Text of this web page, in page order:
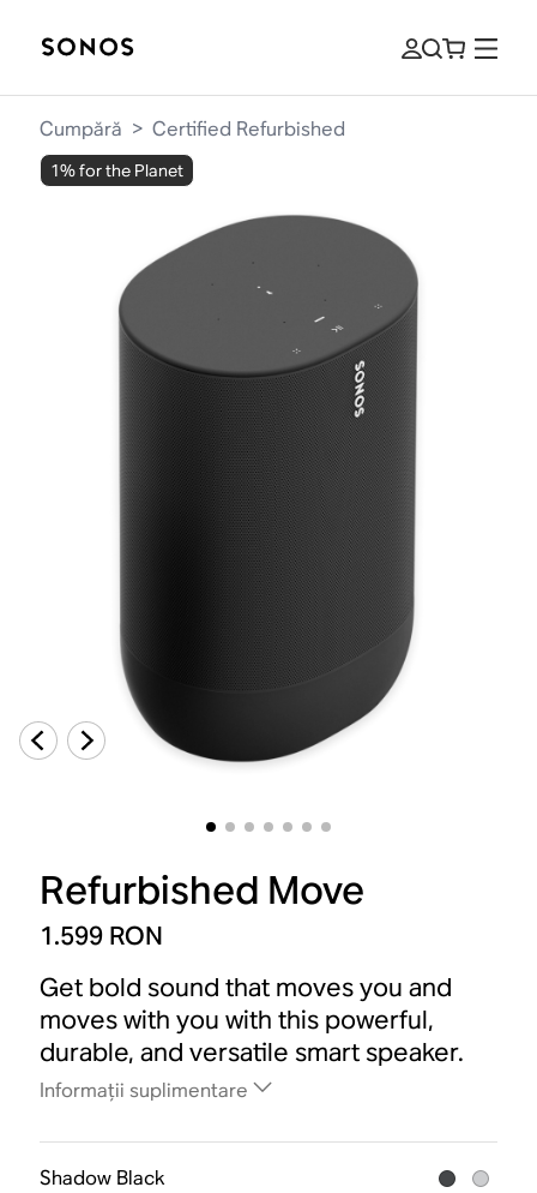
Cumpără > Certified Refurbished
1% for the Planet
Refurbished Move
1.599 RON
Get bold sound that moves you and
moves with you with this powerful,
durable, and versatile smart speaker.
Informații suplimentare
Shadow Black